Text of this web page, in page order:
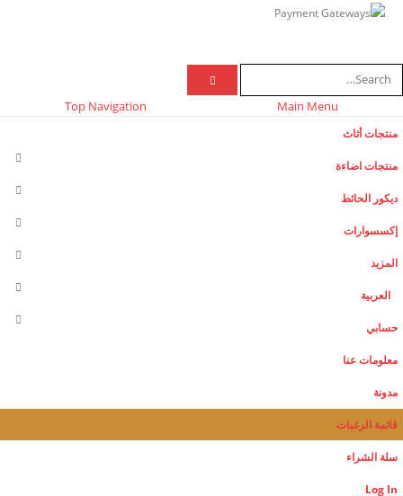
Main Menu
Top Navigation
منتجات أثاث
منتجات اضاءة
ديكور الحائط
إكسسوارات
المزيد
العربية
حسابي
معلومات عنا
مدونة
قائمة الرغبات
سلة الشراء
Log In